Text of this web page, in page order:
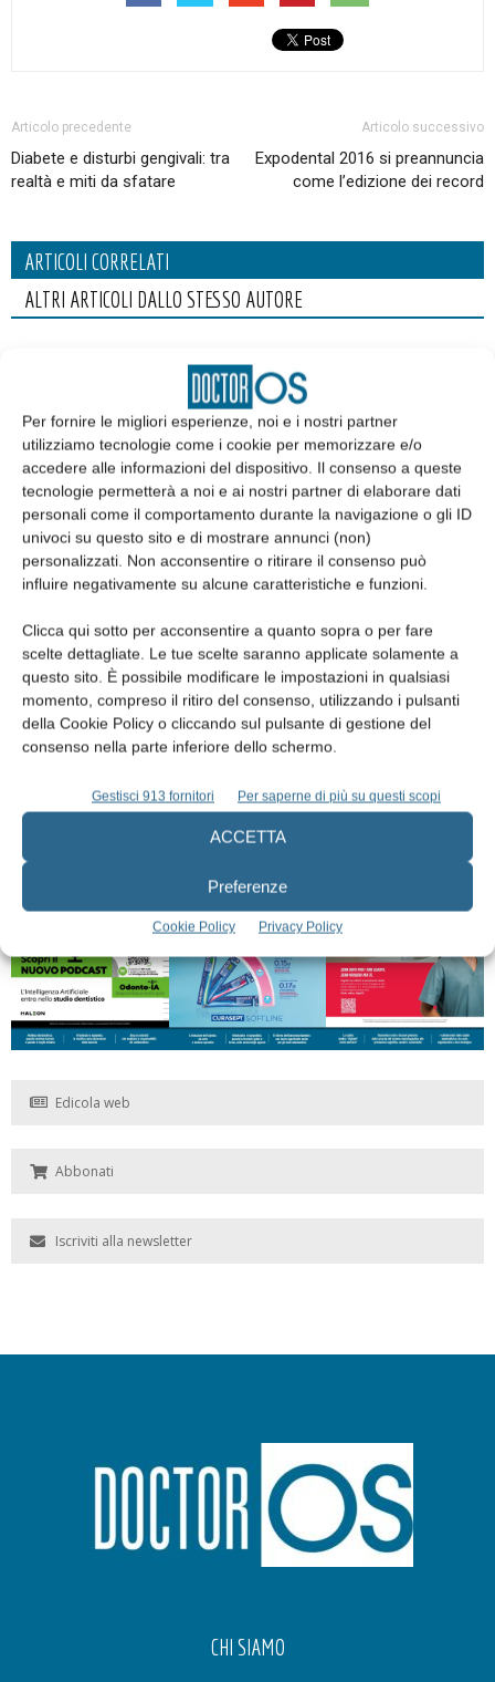
Per fornire le migliori esperienze, noi e i nostri partner
utilizziamo tecnologie come i cookie per memorizzare e/o
accedere alle informazioni del dispositivo. Il consenso a queste
tecnologie permetterà a noi e ai nostri partner di elaborare dati
personali come il comportamento durante la navigazione o gli ID
univoci su questo sito e di mostrare annunci (non)
personalizzati. Non acconsentire o ritirare il consenso può
influire negativamente su alcune caratteristiche e funzioni.
Clicca qui sotto per acconsentire a quanto sopra o per fare
scelte dettagliate. Le tue scelte saranno applicate solamente a
questo sito. È possibile modificare le impostazioni in qualsiasi
momento, compreso il ritiro del consenso, utilizzando i pulsanti
della Cookie Policy o cliccando sul pulsante di gestione del
consenso nella parte inferiore dello schermo.
Gestisci 913 fornitori Per saperne di più su questi scopi
ACCETTA
Preferenze
Cookie Policy Privacy Policy
Articolo precedente
Diabete e disturbi gengivali: tra
realtà e miti da sfatare
Articolo successivo
Expodental 2016 si preannuncia
come l’edizione dei record
ARTICOLI CORRELATI
ALTRI ARTICOLI DALLO STESSO AUTORE
Lo studio odontoiatrico nell’era dell’AI.
Chiave competitiva o rischio nascosto?
Alfadocs si rinnova: nuova identità per la
piattaforma scelta da oltre 12.000
professionisti della sanità privata
Salute orale e performance sportiva: il
fare la differenza
Edicola web
Abbonati
Iscriviti alla newsletter
CHI SIAMO